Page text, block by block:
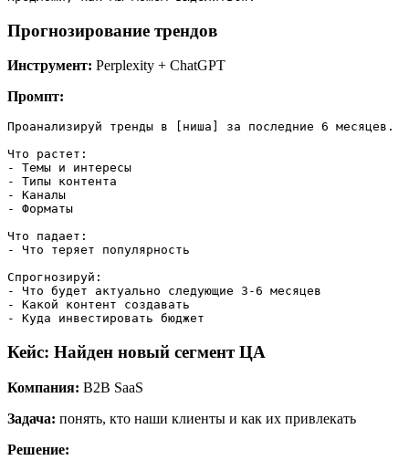
Прогнозирование трендов
Инструмент: Perplexity + ChatGPT
Промпт:
Проанализируй тренды в [ниша] за последние 6 месяцев.
Что растет:
- Темы и интересы
- Типы контента
- Каналы
- Форматы
Что падает:
- Что теряет популярность
Спрогнозируй:
- Что будет актуально следующие 3-6 месяцев
- Какой контент создавать
Кейс: Найден новый сегмент ЦА
Компания: B2B SaaS
Задача: понять, кто наши клиенты и как их привлекать
Решение: